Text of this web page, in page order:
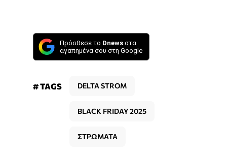
Πρόσθεσε το Dnews στα
αγαπημένα σου στη Google
# TAGS DELTA STROM
BLACK FRIDAY 2025
ΣΤΡΩΜΑΤΑ